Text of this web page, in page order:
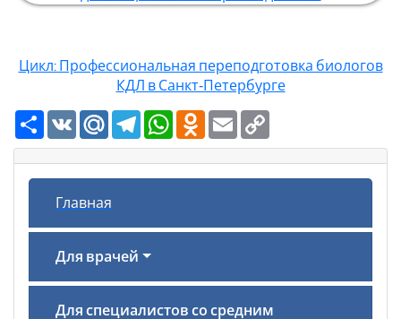
Цикл: Профессиональная переподготовка биологов
КДЛ в Санкт‑Петербурге
Ресурс
VK Mail.RuTelegramWhatsAppOdnoklassniki
Email
Главная
Для врачей
Для специалистов со средним